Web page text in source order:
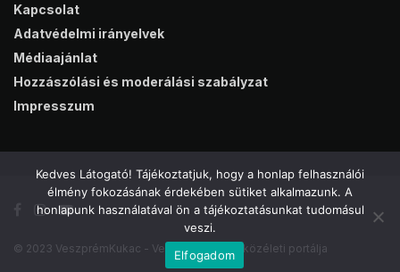
Kapcsolat
Adatvédelmi irányelvek
Médiaajánlat
Hozzászólási és moderálási szabályzat
Impresszum
© 2023 VeszprémKukac - Veszprém online közéleti portálja
Kedves Látogató! Tájékoztatjuk, hogy a honlap felhasználói
élmény fokozásának érdekében sütiket alkalmazunk. A
honlapunk használatával ön a tájékoztatásunkat tudomásul
veszi.
Elfogadom